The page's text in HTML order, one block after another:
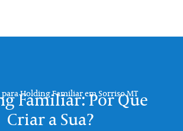
para Holding Familiar em Sorriso MT
Familiar: Por Que
Criar a Sua?